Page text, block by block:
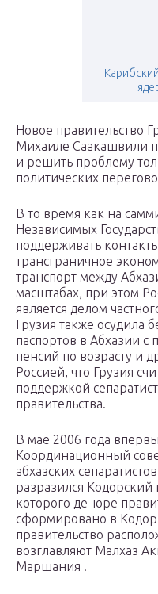
Новое правительство
Михаиле Саакашвили
и решить проблему
политических
В то время как на
Независимых
поддерживать
трансграничное
транспорт между
масштабах, при этом
является делом
Грузия также осудила
паспортов в Абхазии
пенсий по возрасту и
Россией, что Грузия
поддержкой
правительства.
В мае 2006 года
Координационный
абхазских
разразился Кодорский
которого де-юре
сформировано в
правительство
возглавляют Малхаз
Маршания .